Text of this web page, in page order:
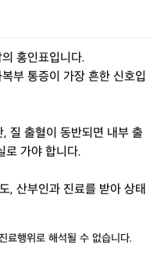
홍인표입니다.
부 통증이 가장 흔한 신호입
질 출혈이 동반되면 내부 출
로 가야 합니다.
, 산부인과 진료를 받아 상태
료행위로 해석될 수 없습니다.